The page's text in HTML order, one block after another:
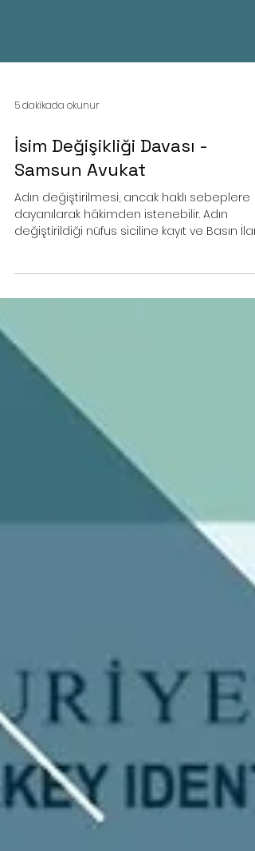
5 dakikada okunur
İsim Değişikliği Davası -
Samsun Avukat
Kurumunun ilan portalında ilan olunur. Bu
numarası ile adının değiştirilmesine karar
verilen kişinin nüfusa kayıtlı olduğu yer,
doğum tarihi, ana ve baba adı, önceki adı
ve soyadı, mahkeme kararıyla verilen yeni
adı ve soyadı yer alır. Ad değişmekle kişisel
durum değişme